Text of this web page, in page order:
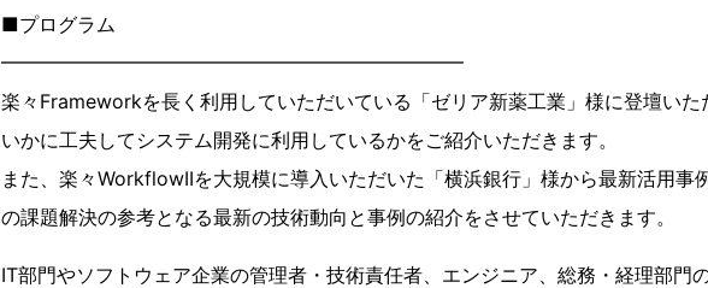
■プログラム
━━━━━━━━━━━━━━━━━━━━━━━━
楽々Frameworkを長く利用していただいている「ゼリア新薬工業」様に登壇い
いかに工夫してシステム開発に利用しているかをご紹介いただきます。
また、楽々WorkflowIIを大規模に導入いただいた「横浜銀行」様から最新活用事
の課題解決の参考となる最新の技術動向と事例の紹介をさせていただきます。
IT部門やソフトウェア企業の管理者・技術責任者、エンジニア、総務・経理部門